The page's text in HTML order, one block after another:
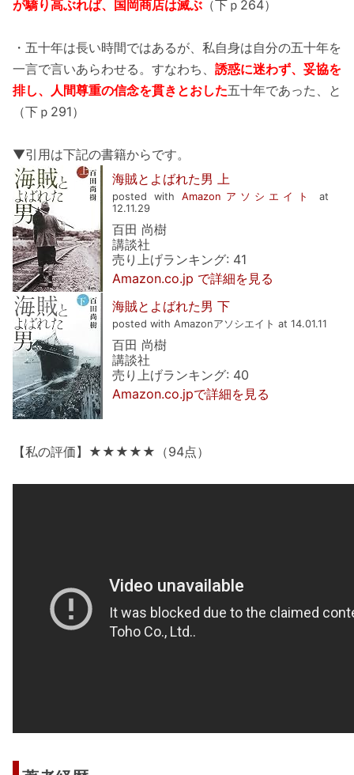
が驕り高ぶれば、国岡商店は滅ぶ （下ｐ264）
・五十年は長い時間ではあるが、私自身は自分の五十年を
一言で言いあらわせる。すなわち、 誘惑に迷わず、妥協を
排し、人間尊重の信念を貫きとおした五十年であった、と
（下ｐ291）
▼引用は下記の書籍からです。
海賊とよばれた男 上
posted withAmazonアソシエイト
at
12.11.29
百田 尚樹
講談社
売り上げランキング: 41
Amazon.co.jp で詳細を見る
海賊とよばれた男 下
posted with Amazonアソシエイト at 14.01.11
百田 尚樹
講談社
売り上げランキング: 40
Amazon.co.jpで詳細を見る
【私の評価】★★★★★（94点）